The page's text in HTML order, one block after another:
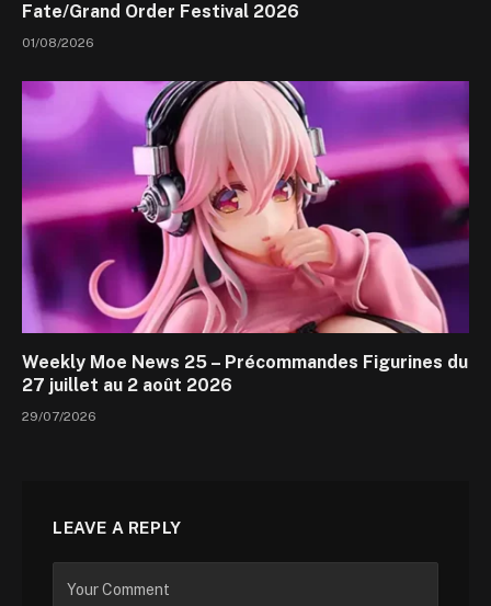
Fate/Grand Order Festival 2026
01/08/2026
Weekly Moe News 25 – Précommandes Figurines du
27 juillet au 2 août 2026
29/07/2026
LEAVE A REPLY